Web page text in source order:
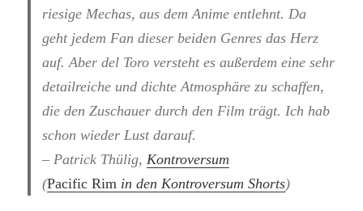
riesige Mechas, aus dem Anime entlehnt. Da
geht jedem Fan dieser beiden Genres das Herz
auf. Aber del Toro versteht es außerdem eine sehr
detailreiche und dichte Atmosphäre zu schaffen,
die den Zuschauer durch den Film trägt. Ich hab
schon wieder Lust darauf.
– Patrick Thülig,Kontroversum
(Pacific Rim in den Kontroversum Shorts)